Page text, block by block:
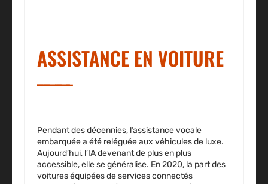
ASSISTANCE EN VOITURE
Pendant des décennies, l’assistance vocale
embarquée a été reléguée aux véhicules de luxe.
Aujourd’hui, l’IA devenant de plus en plus
accessible, elle se généralise. En 2020, la part des
voitures équipées de services connectés